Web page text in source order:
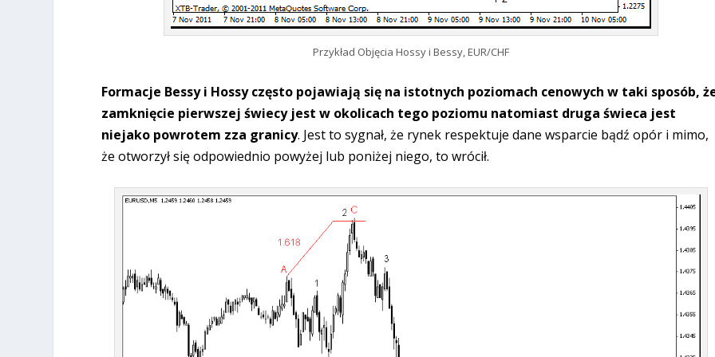
Przykład Objęcia Hossy i Bessy, EUR/CHF
Formacje Bessy i Hossy często pojawiają się na istotnych poziomach cenowych w taki sposób,
zamknięcie pierwszej świecy jest w okolicach tego poziomu natomiast druga świeca jest
niejako powrotem zza granicy. Jest to sygnał, że rynek respektuje dane wsparcie bądź opór i mimo,
że otworzył się odpowiednio powyżej lub poniżej niego, to wrócił.